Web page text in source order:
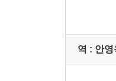
한 여인과
브리튼의
역 : 안영